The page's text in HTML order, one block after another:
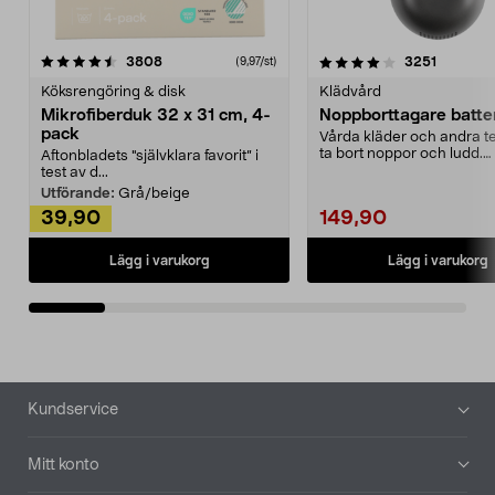
3808recensioner (9,97/st)
Köksrengöring & disk
Mikrofiberduk 32 x 31 cm, 4-
pack
Aftonbladets "självklara favorit” i
test av d...
Utförande: Grå/beige
39,90
Lägg i varukorg
4.0av 5 stjärnor 3251
Klädvård
Noppborttagare
Vårda kläder och andra
ta bort noppor och ludd.
149,90
Lägg i varukorg
4.5av 5 stjärnor
Sidfot
Kundservice
Mitt konto